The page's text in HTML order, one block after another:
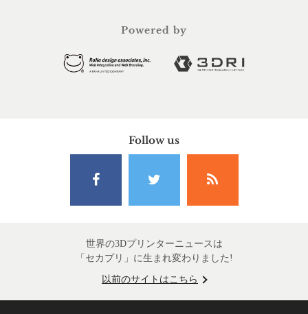
Powered by
Follow us
世界の3Dプリンターニュースは
「セカプリ」に生まれ変わりました!
以前のサイトはこちら